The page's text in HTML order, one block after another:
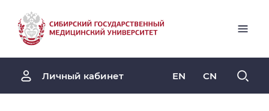
Личный кабинет EN CN